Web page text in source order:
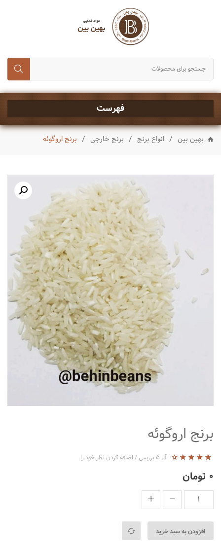
فهرست
بهین بین / انواع برنج / برنج خارجی / برنج اروگوئه
برنج اروگوئه
بر
اساس
رتبه
بندی
توسط
آیا 5 بررسی / اضافه کردن نظر خود را
۰ تومان
افزودن به سبد خرید
رب، تن ماهی و کنسروجات
چای,قند و شکر
خشکبار
ماکارونی و رشته
انواع روغن